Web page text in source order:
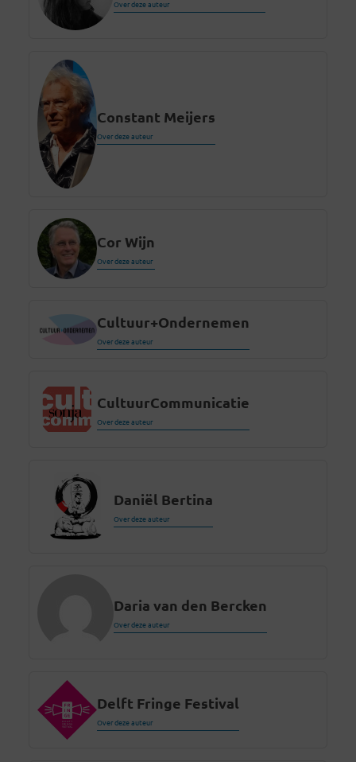
Over deze auteur
Constant Meijers
Over deze auteur
Cor Wijn
Over deze auteur
Cultuur+Ondernemen
Over deze auteur
CultuurCommunicatie
Over deze auteur
Daniël Bertina
Over deze auteur
Daria van den Bercken
Over deze auteur
Delft Fringe Festival
Over deze auteur